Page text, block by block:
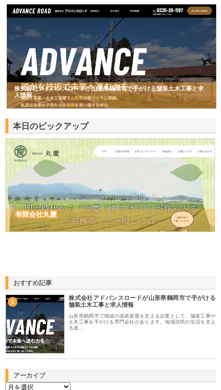
株式会社アドバンスロードが山形県鶴岡市で手がける舗装土木工事と求
人情報
本日のピックアップ
有限会社丸慶
おすすめ記事
1
株式会社アドバンスロードが山形県鶴岡市で手がける
舗装土木工事と求人情報
山形県鶴岡市で地域の道路基盤を支える企業として、舗装工事や
土木工事を手がける専門会社があります。地域住民の生活を支え
る道…
アーカイブ